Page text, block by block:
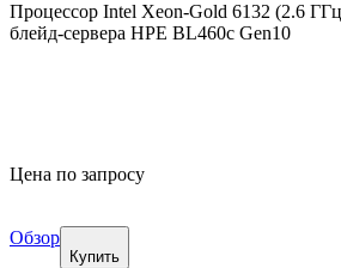
Процессор Intel Xeon-Gold 6132 (2.6
блейд-сервера HPE BL460c Gen10
Цена по запросу
Обзор
Купить